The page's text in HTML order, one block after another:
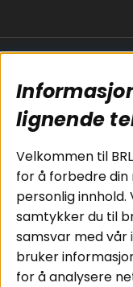
Koblingsguide
subwoofers
Tilkobling av
bilforsterker
Koblingsguide
midbasser
Butikker
Våre
- Team BRL
lignende
Velkommen til
for å forbedre
personlig innhold.
samtykker du til
samsvar med vår
bruker
for å analysere